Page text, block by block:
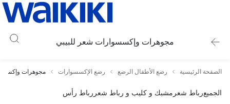
مجوهرات وإكسسوارات شعر للبيبي
الصفحة الرئيسية رضع الأطفال الرضع رضع الإكسسوارات مجوهرات
الجميعرباط شعر مشبك و كليب و رباط شعر رباط رأس